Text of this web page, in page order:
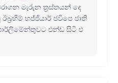
මැරුන ත්‍රස්තයන් දෙ
හජ්ජියාර් ජවිපෙ ජාති
එන්ඩ සිටි එ